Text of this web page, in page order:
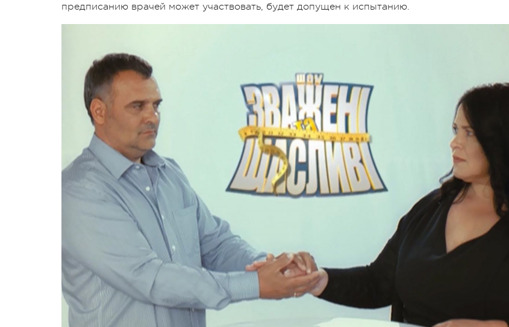
предписанию врачей может участвовать, будет допущен к испытанию.